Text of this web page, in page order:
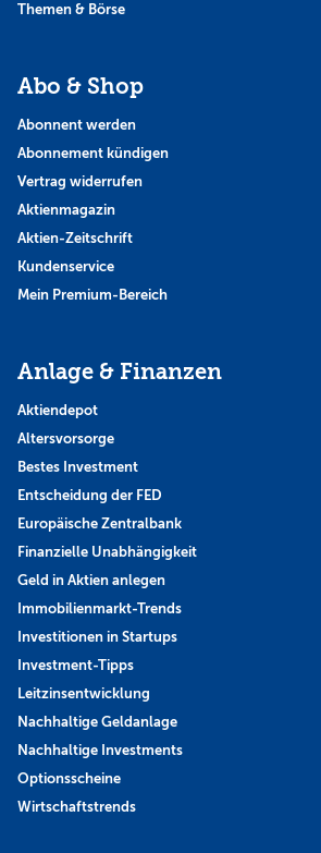
Themen & Börse
Abo & Shop
Abonnent werden
Abonnement kündigen
Vertrag widerrufen
Aktienmagazin
Aktien-Zeitschrift
Kundenservice
Mein Premium-Bereich
Anlage & Finanzen
Aktiendepot
Altersvorsorge
Bestes Investment
Entscheidung der FED
Europäische Zentralbank
Finanzielle Unabhängigkeit
Geld in Aktien anlegen
Immobilienmarkt-Trends
Investitionen in Startups
Investment-Tipps
Leitzinsentwicklung
Nachhaltige Geldanlage
Nachhaltige Investments
Optionsscheine
Wirtschaftstrends